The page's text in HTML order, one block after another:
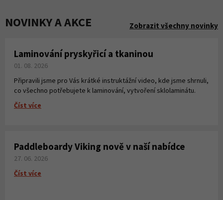
NOVINKY A AKCE Zobrazit všechny novinky
Laminování pryskyřicí a tkaninou
01. 08. 2026
Připravili jsme pro Vás krátké instruktážní video, kde jsme shrnuli,
co všechno potřebujete k laminování, vytvoření sklolaminátu.
Číst více
Paddleboardy Viking nově v naší nabídce
27. 06. 2026
Číst více